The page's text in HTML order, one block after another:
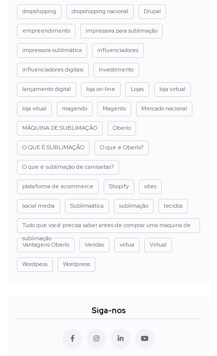
dropshipping dropshipping nacional Drupal
empreendimento impressora para sublimação
impressora sublimática influenciadores
influenciadores digitais Investimento
lançamento digital loja on-line Lojas loja virtual
loja vitual magendo Magento Mercado nacional
MÁQUINA DE SUBLIMAÇÃO Oberlo
O QUE É SUBLIMAÇÃO O que é Oberlo?
O que é sublimação de camisetas?
plataforma de ecommerce Shopify sites
social media Sublimaática sublimação tecidos
Tudo que você precisa saber antes de comprar uma máquina de
sublimação
Vantagens Oberlo
Vendas virtua Virtual
Wordpess Wordpress
Siga-nos